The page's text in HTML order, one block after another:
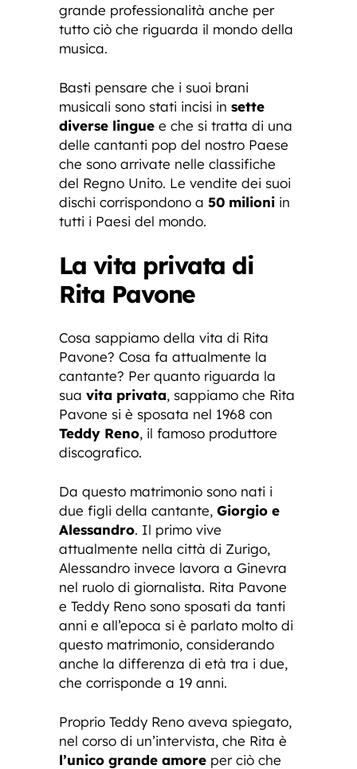
grande professionalità anche per
tutto ciò che riguarda il mondo della
musica.
Basti pensare che i suoi brani
musicali sono stati incisi in sette
diverse lingue e che si tratta di una
delle cantanti pop del nostro Paese
che sono arrivate nelle classifiche
del Regno Unito. Le vendite dei suoi
dischi corrispondono a 50 milioni in
tutti i Paesi del mondo.
La vita privata di
Rita Pavone
Cosa sappiamo della vita di Rita
Pavone? Cosa fa attualmente la
cantante? Per quanto riguarda la
sua vita privata, sappiamo che Rita
Pavone si è sposata nel 1968 con
Teddy Reno, il famoso produttore
discografico.
Da questo matrimonio sono nati i
due figli della cantante, Giorgio e
Alessandro. Il primo vive
attualmente nella città di Zurigo,
Alessandro invece lavora a Ginevra
nel ruolo di giornalista. Rita Pavone
e Teddy Reno sono sposati da tanti
anni e all’epoca si è parlato molto di
questo matrimonio, considerando
anche la differenza di età tra i due,
che corrisponde a 19 anni.
Proprio Teddy Reno aveva spiegato,
nel corso di un’intervista, che Rita è
l’unico grande amore per ciò che